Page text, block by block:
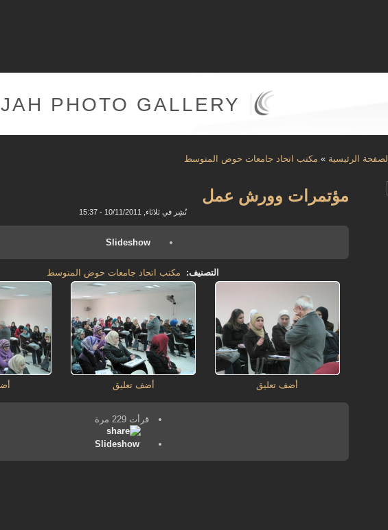
PHOTO GALLERY
الصفحة الرئيسية » مكتب اتحاد جامعات حوض المتوسط
مؤتمرات وورش عمل
نُشِر في ثلاثاء, 10/11/2011 - 15:37
Slideshow
التصنيف: مكتب اتحاد جامعات حوض المتوسط
أضف تعليق أضف تعليق
قرأت 229 مرة
Slideshow